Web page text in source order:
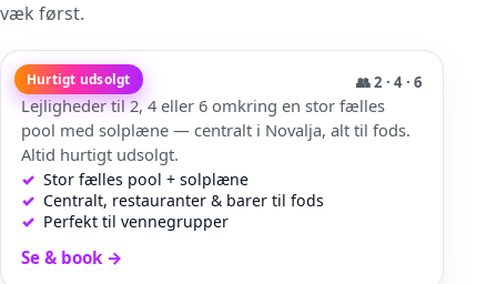
væk først.
Hurtigt udsolgt
Pool Maris 👥2 · 4 · 6
Lejligheder til 2, 4 eller 6 omkring en stor fælles
pool med solplæne — centralt i Novalja, alt til fods.
Altid hurtigt udsolgt.
Stor fælles pool + solplæne
Centralt, restauranter & barer til fods
Perfekt til vennegrupper
Se & book→